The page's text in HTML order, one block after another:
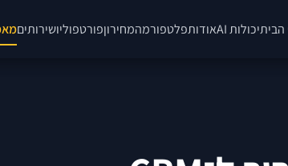
יכולות AI אודותפלטפורמהמחירוןפורטפוליושירותים